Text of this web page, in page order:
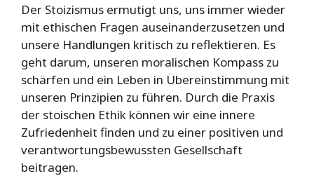
Der Stoizismus ermutigt uns, uns immer wieder
mit ethischen Fragen auseinanderzusetzen und
unsere Handlungen kritisch zu reflektieren. Es
geht darum, unseren moralischen Kompass zu
schärfen und ein Leben in Übereinstimmung mit
unseren Prinzipien zu führen. Durch die Praxis
der stoischen Ethik können wir eine innere
Zufriedenheit finden und zu einer positiven und
verantwortungsbewussten Gesellschaft
beitragen.